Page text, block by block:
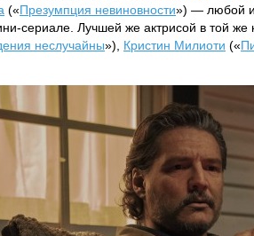
(«Презумпция невиновности») — любой
сериале. Лучшей же актрисой в той же
неслучайны»), Кристин Милиоти («